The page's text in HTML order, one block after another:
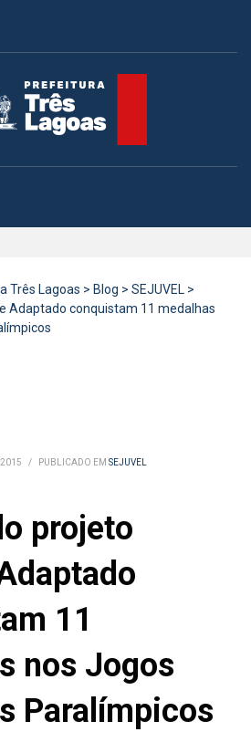
Três Lagoas > Blog > SEJUVEL >
Adaptado conquistam 11 medalhas
/ PUBLICADO EM SEJUVEL
projeto
11
nos Jogos
Paralímpicos